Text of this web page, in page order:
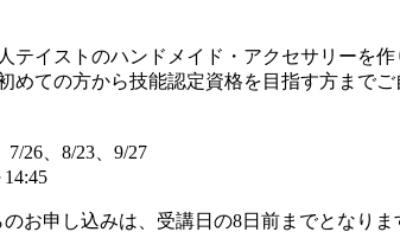
テイストのハンドメイド・アクセサリーを
めての方から技能認定資格を目指す方まで
7/26、8/23、9/27
お申し込みは、受講日の8日前までとなりま